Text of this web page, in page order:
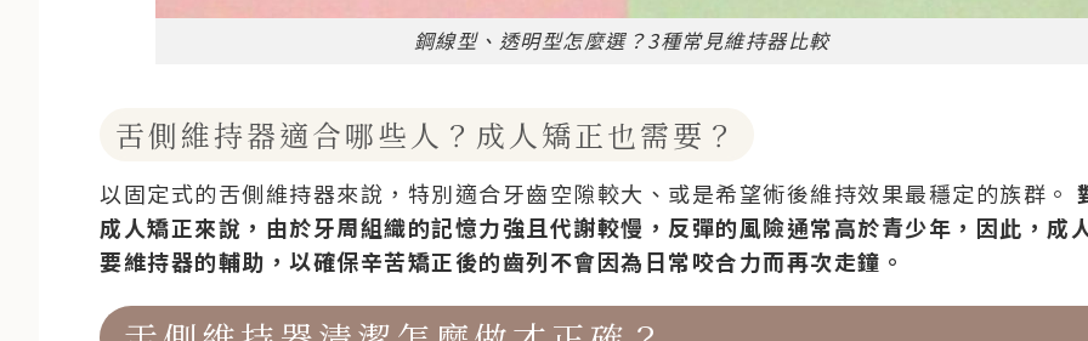
鋼線型、透明型怎麼選？3種常見維持器比較
舌側維持器適合哪些人？成人矯正也需要？
以固定式的舌側維持器來說，特別適合牙齒空隙較大、或是希望術後維持效果最穩定的族群。
成人矯正來說，由於牙周組織的記憶力強且代謝較慢，反彈的風險通常高於青少年，因此，成
要維持器的輔助，以確保辛苦矯正後的齒列不會因為日常咬合力而再次走鐘。